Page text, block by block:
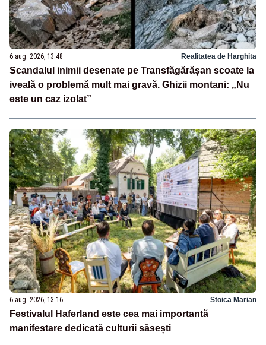
6 aug. 2026, 13:48 Realitatea de Harghita
Scandalul inimii desenate pe Transfăgărășan scoate la
iveală o problemă mult mai gravă. Ghizii montani: „Nu
este un caz izolat”
6 aug. 2026, 13:16 Stoica Marian
Festivalul Haferland este cea mai importantă
manifestare dedicată culturii săsești